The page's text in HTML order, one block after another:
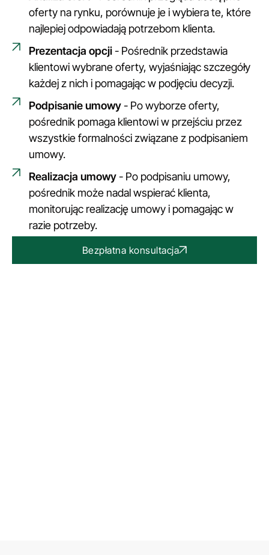
oferty na rynku, porównuje je i wybiera te, które
najlepiej odpowiadają potrzebom klienta.
Prezentacja opcji- Pośrednik przedstawia
klientowi wybrane oferty, wyjaśniając szczegóły
każdej z nich i pomagając w podjęciu decyzji.
Podpisanie umowy- Po wyborze oferty,
pośrednik pomaga klientowi w przejściu przez
wszystkie formalności związane z podpisaniem
umowy.
Realizacja umowy- Po podpisaniu umowy,
pośrednik może nadal wspierać klienta,
monitorując realizację umowy i pomagając w
razie potrzeby.
Bezpłatna konsultacja